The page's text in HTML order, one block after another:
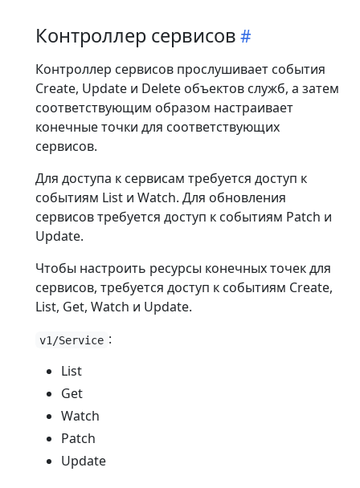
Контроллер сервисов
Контроллер сервисов прослушивает события
Create, Update и Delete объектов служб, а затем
соответствующим образом настраивает
конечные точки для соответствующих
сервисов.
Для доступа к сервисам требуется доступ к
событиям List и Watch. Для обновления
сервисов требуется доступ к событиям Patch и
Update.
Чтобы настроить ресурсы конечных точек для
сервисов, требуется доступ к событиям Create,
List, Get, Watch и Update.
v1/Service :
List
Get
Watch
Patch
Update